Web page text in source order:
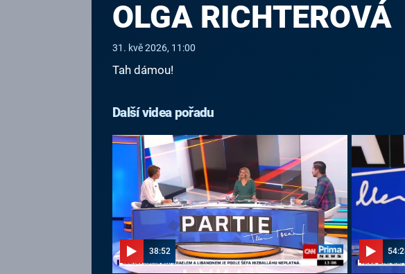
OLGA RICHTEROVÁ
31. kvě 2026, 11:00
Tah dámou!
Další videa pořadu
38:52